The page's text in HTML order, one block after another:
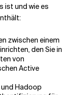
ist und wie es
zwischen einem
den Sie in
von
Active
Hadoop